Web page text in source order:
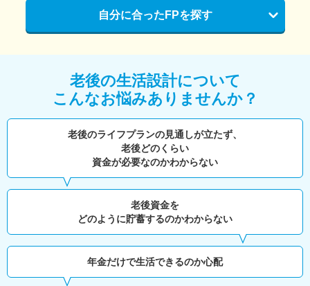
自分に合ったFPを探す
老後の生活設計について
こんなお悩みありませんか？
老後のライフプランの見通しが立たず、
老後どのくらい
資金が必要なのかわからない
老後資金を
どのように貯蓄するのかわからない
年金だけで生活できるのか心配